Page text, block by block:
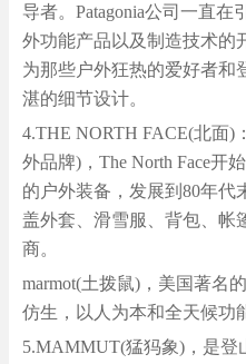
导者。Patagonia公司一直
外功能产品以及制造技术的
为那些户外狂热的爱好者和
湛的细节设计。
4.THE NORTH FACE(北面)
外品牌)，The North Face开
的户外装备，发展到80年代
盖外套、滑雪服、背包、帐
商。
marmot(土拨鼠)，美国著名
仿生，以人为本和全天候功
5.MAMMUT(猛犸象)，是登